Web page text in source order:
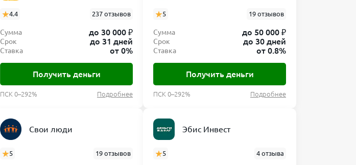
4.4 237 отзывов
Сумма до 30 000 ₽
Срок до 31 дней
Ставка от 0%
Получить деньги
ПСК 0–292% Подробнее
5 19 отзывов
Сумма до 50 000 ₽
Срок до 30 дней
Ставка от 0.8%
Получить деньги
ПСК 0–292% Подробнее
Свои люди
5 19 отзывов
Эбис Инвест
5 4 отзыва